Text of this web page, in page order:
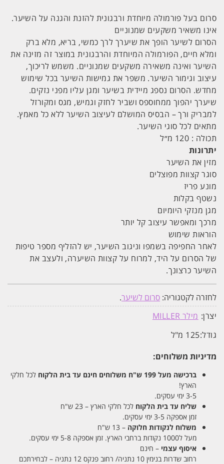
סרום בעל פורמולה מיוחדת ורבגונית להזנת והגנה על השיער.
אינו משאיר משקעים שמנוניים
הסרום לשיער הופך את שיערך לרך כמשי, בריא, מלא ברק
ומלא חיים, הפורמולה המיוחדת והרבגונית במוצר זה מזינה את
השיער ואינה משאירה משקעים שמנוניים. משמש לריכוך,
עיצוב וגימור השיער. משפר את גמישות השיער בכל שימוש
מחדש. הסרום נספג מיידית בשיער ומגן עליו מפני נזקים.
שיערך יהפוך ממחוספס ושביר לחזק וגמיש, מגס ומקורזל
למבריק ורך – הבסיס המושלם לעיצוב השיער ללא כל מאמץ.
מתאים לכל סוגי השיער.
תכולה : 120 מ״ל
יתרונות
מזין את השיער
סוגר קצוות מפוצלים
מונע פריז
נשטף בקלות
מגן מנזקי היומיום
מרכך ומאפשר עיצוב קל יותר
הוראות שימוש
לאחר החפיפה בשמפו וניגוב השיער, יש להזליף מספר טיפות
של הסרום על היד, למרוח על קצוות השיערה, ולעצב את
השיער כרצונך.
לחזרה לקטגוריה: סרום לשיער.
יצרן: מילר MILLER
גודל:125 מ"ל
מדיניות משלוחים:
ברכישה מעל 199 ש"ח משלוחים חינם עד בית הלקוח לכל חלקי
הארץ!
3-5 ימי עסקים.
שליח עד בית הלקוח לכל חלקי הארץ – 23 ש"ח
זמן אספקה 3-5 ימי עסקים.
משלוח לנקודות חלוקה – 13 ש"ח
מעל ל1000 נקודות ברחבי הארץ. זמן אספקה 5-8 ימי עסקים.
איסוף עצמי – חינם
רחוב שדרות בנימין 10 נתניה/ רחוב פנקס 12 נתניה – לבחירתכם